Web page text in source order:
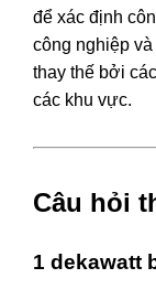
để xác định
công nghiệp
thay thế bởi
các khu vực.
Câu hỏi
1 dekawatt